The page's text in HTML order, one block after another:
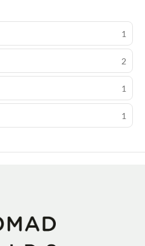
1
2
1
1